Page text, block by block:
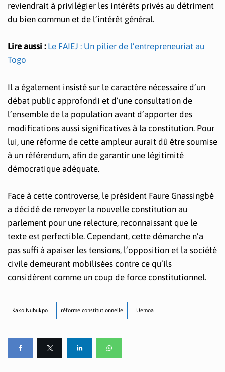
reviendrait à privilégier les intérêts privés au détriment
du bien commun et de l’intérêt général.
Lire aussi : Le FAIEJ : Un pilier de l’entrepreneuriat au
Togo
Il a également insisté sur le caractère nécessaire d’un
débat public approfondi et d’une consultation de
l’ensemble de la population avant d’apporter des
modifications aussi significatives à la constitution. Pour
lui, une réforme de cette ampleur aurait dû être soumise
à un référendum, afin de garantir une légitimité
démocratique adéquate.
Face à cette controverse, le président Faure Gnassingbé
a décidé de renvoyer la nouvelle constitution au
parlement pour une relecture, reconnaissant que le
texte est perfectible. Cependant, cette démarche n’a
pas suffi à apaiser les tensions, l’opposition et la société
civile demeurant mobilisées contre ce qu’ils
considèrent comme un coup de force constitutionnel.
Kako Nubukpo réforme constitutionnelle Uemoa